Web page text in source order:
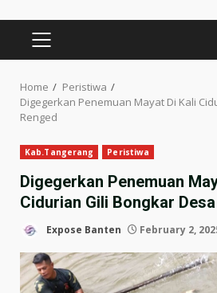
PRIMARY
MENU
Home
Peristiwa
Digegerkan Penemuan Mayat Di Kali
Renged
Kab.Tangerang Peristiwa
Digegerkan Penemuan
Cidurian Gili Bongkar
Expose Banten February 2,